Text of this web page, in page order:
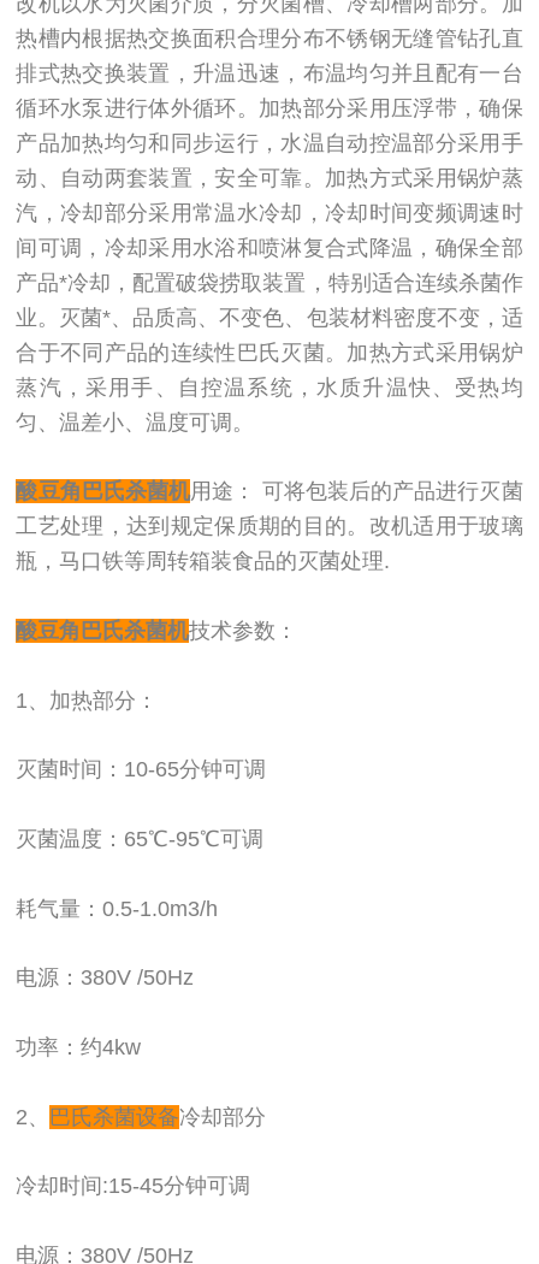
热槽内根据热交换面积合理分布不锈钢无缝管钻孔直
排式热交换装置，升温迅速，布温均匀并且配有一台
循环水泵进行体外循环。加热部分采用压浮带，确保
产品加热均匀和同步运行，水温自动控温部分采用手
动、自动两套装置，安全可靠。加热方式采用锅炉蒸
汽，冷却部分采用常温水冷却，冷却时间变频调速时
间可调，冷却采用水浴和喷淋复合式降温，确保全部
产品*冷却，配置破袋捞取装置，特别适合连续杀菌作
业。灭菌*、品质高、不变色、包装材料密度不变，适
合于不同产品的连续性巴氏灭菌。加热方式采用锅炉
蒸汽，采用手、自控温系统，水质升温快、受热均
匀、温差小、温度可调。
酸豆角巴氏杀菌机用途： 可将包装后的产品进行灭菌
工艺处理，达到规定保质期的目的。改机适用于玻璃
瓶，马口铁等周转箱装食品的灭菌处理.
酸豆角巴氏杀菌机技术参数：
1、加热部分：
灭菌时间：10-65分钟可调
灭菌温度：65℃-95℃可调
耗气量：0.5-1.0m3/h
电源：380V /50Hz
功率：约4kw
2、 巴氏杀菌设备冷却部分
冷却时间:15-45分钟可调
电源：380V /50Hz